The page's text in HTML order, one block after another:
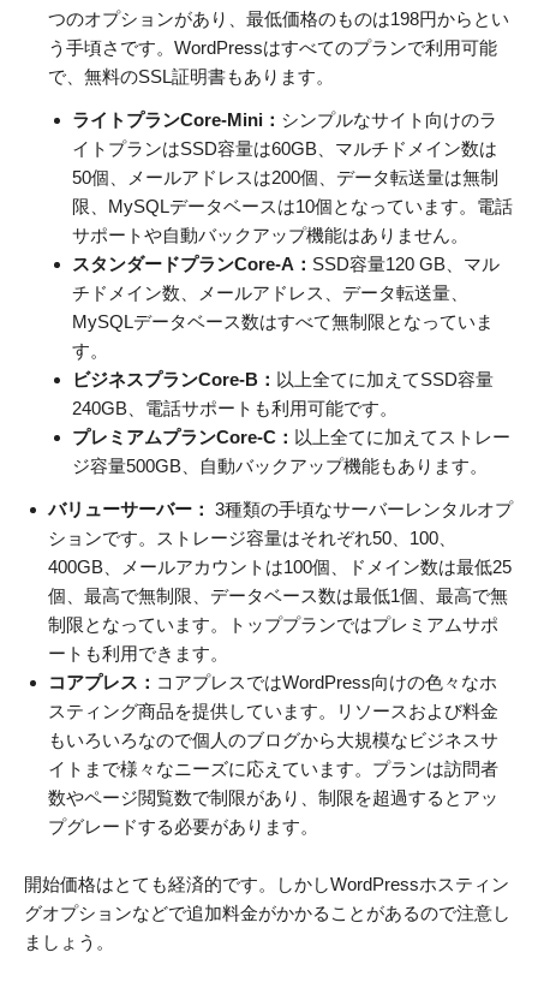
つのオプションがあり、最低価格のものは198円からとい
う手頃さです。WordPressはすべてのプランで利用可能
で、無料のSSL証明書もあります。
ライトプランCore-Mini： シンプルなサイト向けのラ
イトプランはSSD容量は60GB、マルチドメイン数は
50個、メールアドレスは200個、データ転送量は無制
限、MySQLデータベースは10個となっています。電話
サポートや自動バックアップ機能はありません。
スタンダードプランCore-A： SSD容量120 GB、マル
チドメイン数、メールアドレス、データ転送量、
MySQLデータベース数はすべて無制限となっていま
す。
ビジネスプランCore-B： 以上全てに加えてSSD容量
240GB、電話サポートも利用可能です。
プレミアムプランCore-C： 以上全てに加えてストレー
ジ容量500GB、自動バックアップ機能もあります。
バリューサーバー： 3種類の手頃なサーバーレンタルオプ
ションです。ストレージ容量はそれぞれ50、100、
400GB、メールアカウントは100個、ドメイン数は最低25
個、最高で無制限、データベース数は最低1個、最高で無
制限となっています。トッププランではプレミアムサポ
ートも利用できます。
コアプレス： コアプレスではWordPress向けの色々なホ
スティング商品を提供しています。リソースおよび料金
もいろいろなので個人のブログから大規模なビジネスサ
イトまで様々なニーズに応えています。プランは訪問者
数やページ閲覧数で制限があり、制限を超過するとアッ
プグレードする必要があります。
開始価格はとても経済的です。しかしWordPressホスティン
グオプションなどで追加料金がかかることがあるので注意し
ましょう。